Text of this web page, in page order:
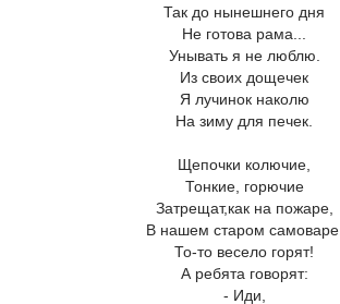
Так до нынешнего дня
Не готова рама...
Унывать я не люблю.
Из своих дощечек
Я лучинок наколю
На зиму для печек.
Щепочки колючие,
Тонкие, горючие
Затрещат,как на пожаре,
В нашем старом самоваре.
То-то весело горят!
А ребята говорят:
- Иди,